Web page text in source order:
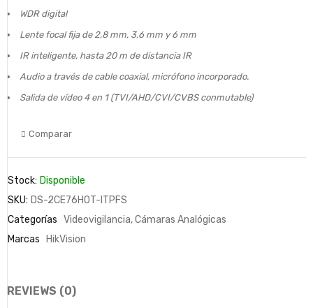
WDR digital
Lente focal fija de 2,8 mm, 3,6 mm y 6 mm
IR inteligente, hasta 20 m de distancia IR
Audio a través de cable coaxial, micrófono incorporado.
Salida de vídeo 4 en 1 (TVI/AHD/CVI/CVBS conmutable)
Comparar
Stock: Disponible
SKU: DS-2CE76H0T-ITPFS
Categorías Videovigilancia,Cámaras Analógicas
Marcas
HikVision
REVIEWS (0)